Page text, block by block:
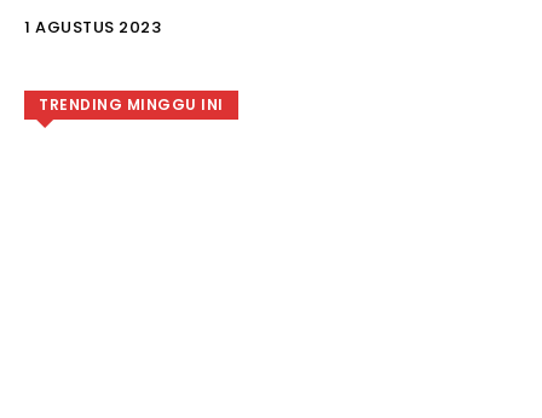
1 AGUSTUS 2023
TRENDING MINGGU INI